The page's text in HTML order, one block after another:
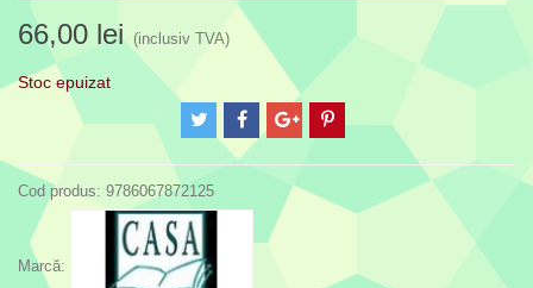
66,00 lei (inclusiv TVA)
Stoc epuizat
Cod produs: 9786067872125
Marcă: